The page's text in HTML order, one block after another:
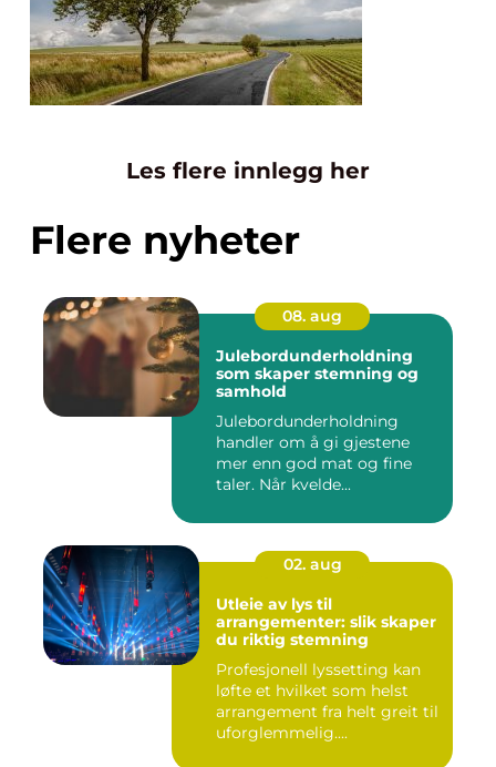
Les flere innlegg her
Flere nyheter
08. aug
Julebordunderholdning
som skaper stemning og
samhold
Julebordunderholdning
handler om å gi gjestene
mer enn god mat og fine
taler. Når kvelde...
02. aug
Utleie av lys til
arrangementer: slik skaper
du riktig stemning
Profesjonell lyssetting kan
løfte et hvilket som helst
arrangement fra helt greit til
uforglemmelig....